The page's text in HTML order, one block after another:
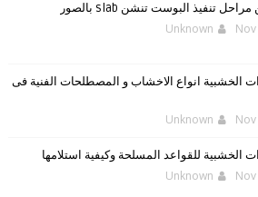
Unknown
الخشبية انواع الاخشاب و المصطلحات الفنية فى
Unknown
الخشبية للقواعد المسلحة وكيفية استلامها
Unknown